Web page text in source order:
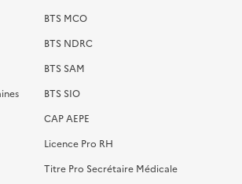
BTS MCO
BTS NDRC
BTS SAM
BTS SIO
CAP AEPE
Licence Pro RH
Titre Pro Secrétaire Médicale